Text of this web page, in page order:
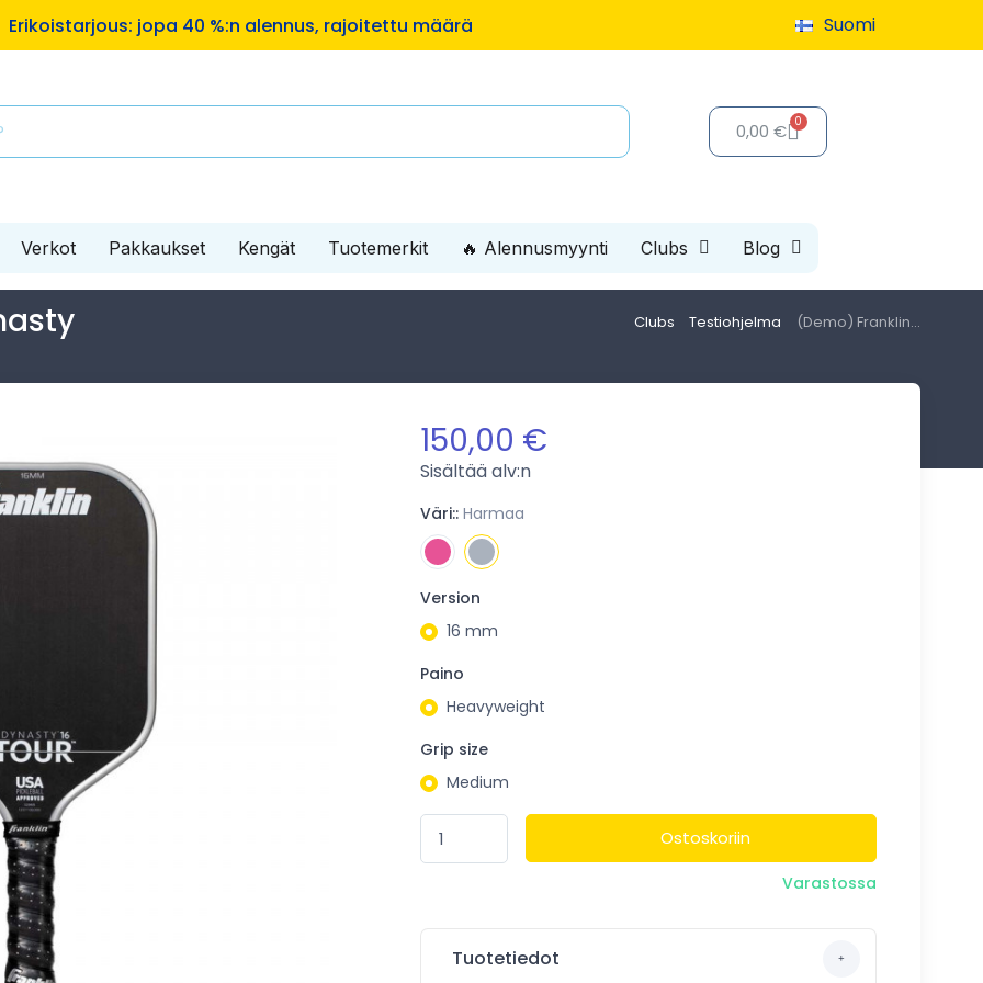
Maksa useassa erässä ilman lisämaksuja!
Erikoistarjous: jopa 40 %:n alennus, rajoitettu määrä
Suomi
0,00 €
Verkot Pakkaukset Kengät Tuotemerkit 🔥 Alennusmyynti Clubs Blog
Clubs Testiohjelma (Demo) Franklin...
150,00 €
Sisältää alv:n
Väri:: Harmaa
Version
16 mm
Paino
Heavyweight
Grip size
Medium
Ostoskoriin
Varastossa
Tuotetiedot